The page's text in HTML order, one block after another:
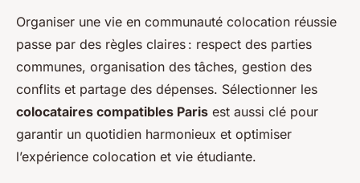
Organiser une vie en communauté colocation réussie
passe par des règles claires : respect des parties
communes, organisation des tâches, gestion des
conflits et partage des dépenses. Sélectionner les
colocataires compatibles Paris est aussi clé pour
garantir un quotidien harmonieux et optimiser
l’expérience colocation et vie étudiante.